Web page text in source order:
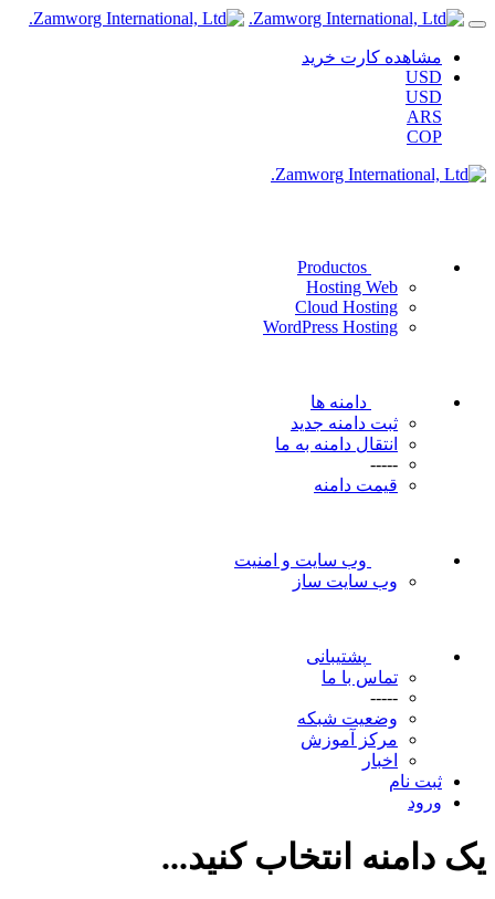
مشاهده کارت خرید
USD
USD
ARS
COP
Productos
Hosting Web
Cloud Hosting
WordPress Hosting
دامنه ها
ثبت دامنه جدید
انتقال دامنه به ما
-----
قیمت دامنه
وب سایت و امنیت
وب سایت ساز
پشتیبانی
تماس با ما
-----
وضعیت شبکه
مرکز آموزش
اخبار
ثبت نام
ورود
یک دامنه انتخاب کنید...